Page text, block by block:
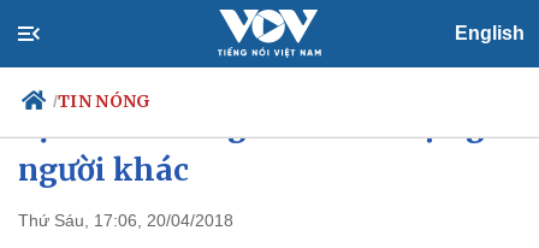
English
/TIN NÓNG
Chính trị
người khác
Thứ Sáu, 17:06, 20/04/2018